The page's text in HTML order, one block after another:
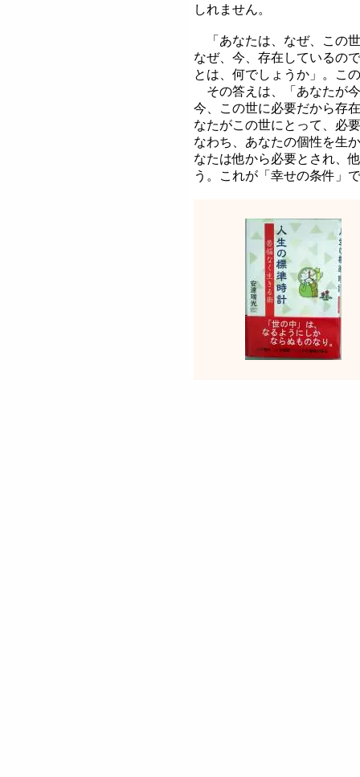
しれません。
「あなたは、なぜ、この
なぜ、今、存在しているの
とは、何でしょうか」。こ
その答えは、「あなたが
今、この世に必要だから存
なたがこの世にとって、必
なわち、あなたの個性を生
なたは他から必要とされ、
う。これが「幸せの条件」